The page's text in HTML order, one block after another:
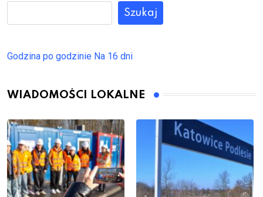
Szukaj
Godzina po godzinie Na 16 dni
WIADOMOŚCI LOKALNE